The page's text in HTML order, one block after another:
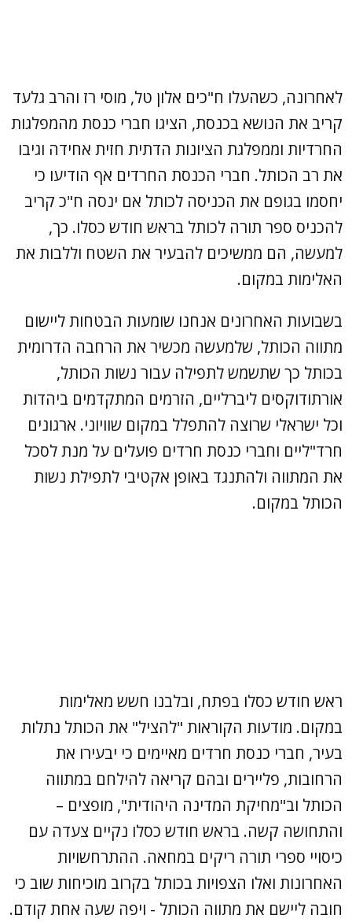
לאחרונה, כשהעלו ח"כים אלון טל, מוסי רז והרב גלעד
קריב את הנושא בכנסת, הציגו חברי כנסת מהמפלגות
החרדיות וממפלגת הציונות הדתית חזית אחידה וגיבו
את רב הכותל. חברי הכנסת החרדים אף הודיעו כי
יחסמו בגופם את הכניסה לכותל אם ינסה ח"כ קריב
להכניס ספר תורה לכותל בראש חודש כסלו. כך,
למעשה, הם ממשיכים להבעיר את השטח וללבות את
האלימות במקום.
בשבועות האחרונים אנחנו שומעות הבטחות ליישום
מתווה הכותל, שלמעשה מכשיר את הרחבה הדרומית
בכותל כך שתשמש לתפילה עבור נשות הכותל,
אורתודוקסים ליברליים, הזרמים המתקדמים ביהדות
וכל ישראלי שרוצה להתפלל במקום שוויוני. ארגונים
חרד"ליים וחברי כנסת חרדים פועלים על מנת לסכל
את המתווה ולהתנגד באופן אקטיבי לתפילת נשות
הכותל במקום.
ראש חודש כסלו בפתח, ובלבנו חשש מאלימות
במקום. מודעות הקוראות "להציל" את הכותל נתלות
בעיר, חברי כנסת חרדים מאיימים כי יבעירו את
הרחובות, פליירים ובהם קריאה להילחם במתווה
הכותל וב"מחיקת המדינה היהודית", מופצים –
והתחושה קשה. בראש חודש כסלו נקיים צעדה עם
כיסויי ספרי תורה ריקים במחאה. ההתרחשויות
האחרונות ואלו הצפויות בכותל בקרוב מוכיחות שוב כי
חובה ליישם את מתווה הכותל - ויפה שעה אחת קודם.